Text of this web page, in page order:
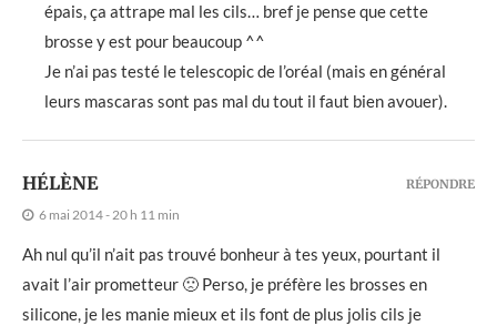
épais, ça attrape mal les cils… bref je pense que cette
brosse y est pour beaucoup ^^
Je n’ai pas testé le telescopic de l’oréal (mais en général
leurs mascaras sont pas mal du tout il faut bien avouer).
HÉLÈNE
6 mai 2014 - 20 h 11 min
Ah nul qu’il n’ait pas trouvé bonheur à tes yeux, pourtant il
avait l’air prometteur 🙁 Perso, je préfère les brosses en
silicone, je les manie mieux et ils font de plus jolis cils je
RÉPONDRE